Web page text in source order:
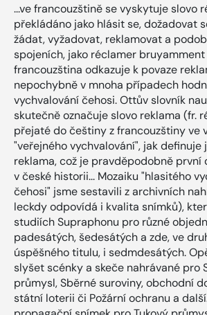
...ve francouzštině se vyskytuje slovo
překládáno jako hlásit se, dožadovat
žádat, vyžadovat, reklamovat a
spojeních, jako réclamer
francouzština odkazuje k povaze
nepochybně v mnoha případech
vychvalování čehosi. Ottův slovník
skutečně označuje slovo reklama (fr.
přejaté do češtiny z francouzštiny ve
"veřejného vychvalování", jak definuje
reklama, což je pravděpodobně první
v české historii... Mozaiku "hlasitého
čehosi" jsme sestavili z archivních
leckdy odpovídá i kvalita snímků),
studiích Supraphonu pro různé
padesátých, šedesátých a zde, ve
úspěšného titulu, i sedmdesátých.
slyšet scénky a skeče nahrávané pro
průmysl, Sběrné suroviny, obchodní
státní loterii či Požární ochranu a